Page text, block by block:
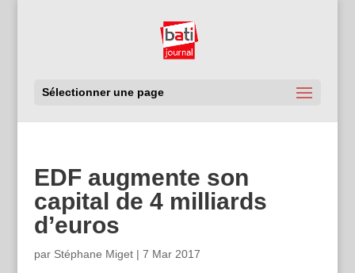
Sélectionner une page
EDF augmente son
capital de 4 milliards
d’euros
par Stéphane Miget| 7 Mar 2017